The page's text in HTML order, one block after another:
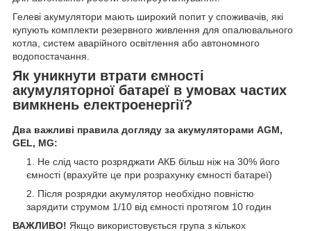
Гелеві акумулятори мають широкий попит у споживачів, які
купують комплекти резервного живлення для опалювального
котла, систем аварійного освітлення або автономного
водопостачання.
Як уникнути втрати ємності
акумуляторної батареї в умовах частих
вимкнень електроенергії?
Два важливі правила догляду за акумуляторами AGM,
GEL, MG:
Не слід часто розряджати АКБ більш ніж на 30% його
ємності (врахуйте це при розрахунку ємності батареї)
Після розрядки акумулятор необхідно повністю
зарядити струмом 1/10 від ємності протягом 10 годин
ВАЖЛИВО! Якщо використовується група з кількох